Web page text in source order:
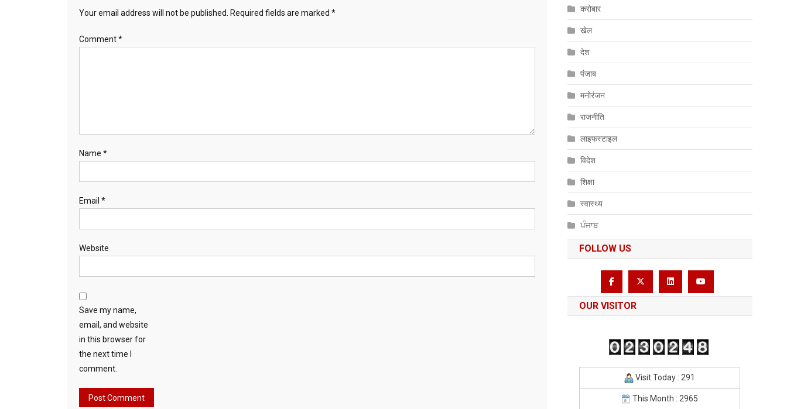
Your email address will not be published. Required fields are marked *
Comment*
Name *
Email *
Website
Save my name,
email, and website
in this browser for
the next time I
comment.
करोबार
खेल
देश
पंजाब
मनोरंजन
राजनीति
लाइफस्टाइल
विदेश
शिक्षा
स्वास्थ्य
ਪੰਜਾਬ
FOLLOW US
OUR VISITOR
Visit Today : 291
This Month : 2965